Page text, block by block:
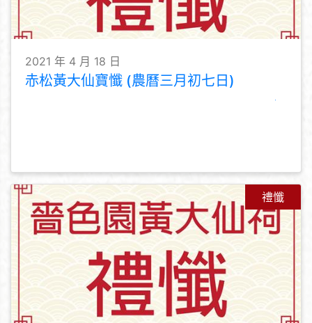
2021 年 4 月 18 日
赤松黃大仙寶懺 (農曆三月初七日)
禮懺